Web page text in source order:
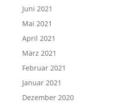
Juni 2021
Mai 2021
April 2021
März 2021
Februar 2021
Januar 2021
Dezember 2020